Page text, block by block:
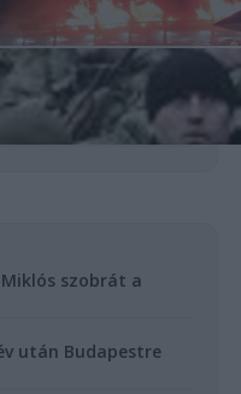
szobrát a
után Budapestre